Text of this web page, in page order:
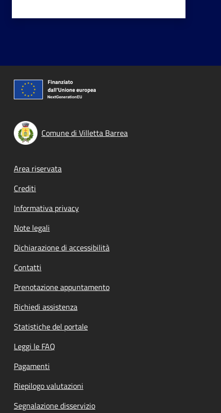
Comune di Villetta Barrea
Footer menu
Area riservata
Crediti
Informativa privacy
Note legali
Dichiarazione di accessibilità
Contatti
Prenotazione appuntamento
Richiedi assistenza
Statistiche del portale
Leggi le FAQ
Pagamenti
Riepilogo valutazioni
Segnalazione disservizio